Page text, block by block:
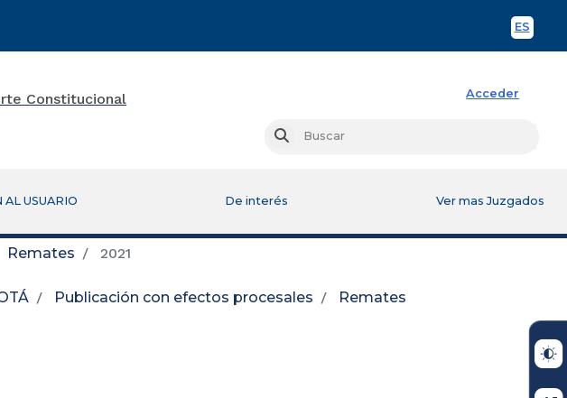
ES
Acceder
Buscar
AL USUARIO De interés Ver mas Juzgados
Remates 2021
Publicación con efectos procesales
Remates